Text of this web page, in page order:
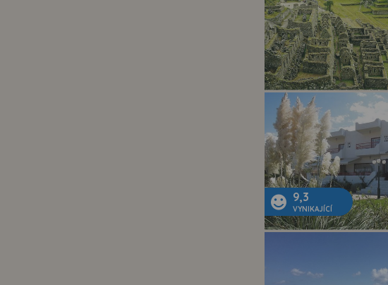
9,3
VYNIKAJÍCÍ